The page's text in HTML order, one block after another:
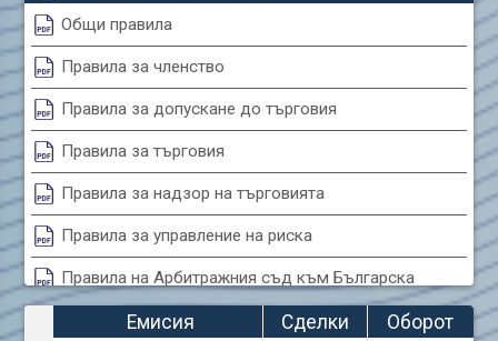
Air Canada Inc. (ADH2)
Air France (AFR0)
Air Liquide SA (AIL)
Airbus SE (AIR)
Aixtron SE (AIXA)
Algonquin Power & Utilities Corp (751)
Alibaba Group Holding Ltd. (AHLA)
Allianz SE (ALV)
Alphabet Inc. (ABEA)
Alphabet Inc. (ABEC)
Altria Group Inc. (PHM7)
Amazon.com Inc. (AMZ)
Общи правила
Правила за членство
Правила за допускане до търговия
Правила за търговия
Правила за надзор на търговията
Правила за управление на риска
Правила на Арбитражния съд към Българска
фондова борса
Емисия Сделки
Оборот